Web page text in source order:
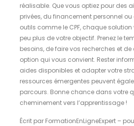
réalisable. Que vous optiez pour des
privées, du financement personnel
outils comme le CPF, chaque
peu plus de votre objectif. Prenez le
besoins, de faire vos recherches et
option qui vous convient. Rester
aides disponibles et adapter votre
ressources émergentes peuvent
parcours. Bonne chance dans votre
cheminement vers l’apprentissage !
Écrit par FormationEnLigneExpert –